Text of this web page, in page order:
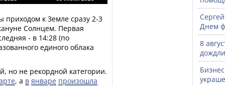
к Земле сразу 2-3
Солнцем. Первая
- в 14:28 (по
единого облака
но не рекордной категории.
, а в январе произошла
Днем
8